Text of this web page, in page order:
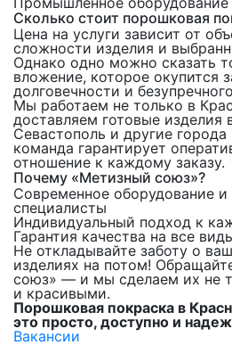
Вакансии
Сколько стоит порошковая
Цена на услуги зависит от
сложности изделия и
Однако одно можно сказать
вложение, которое окупится
долговечности и
Мы работаем не только в
доставляем готовые изделия
Севастополь и другие
команда гарантирует
отношение к каждому заказу.
Почему «Метизный союз»?
Современное оборудование
специалисты
Индивидуальный подход к
Гарантия качества на все
Не откладывайте заботу о
изделиях на потом!
союз» — и мы сделаем их не
и красивыми.
Порошковая покраска в
это просто, доступно и